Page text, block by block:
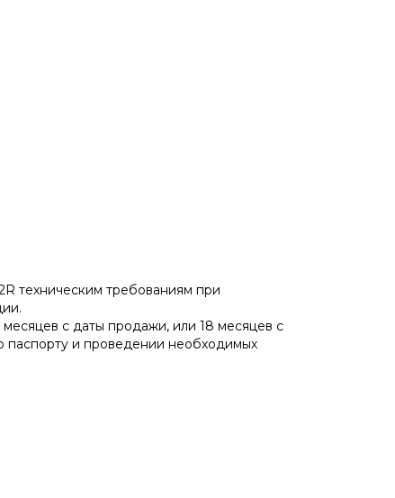
техническим требованиям при
с даты продажи, или 18 месяцев с
паспорту и проведении необходимых